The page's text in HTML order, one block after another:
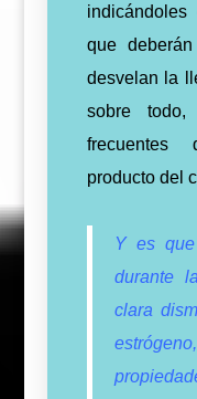
que
desvelan la
sobre todo,
frecuentes
producto del
Y es
durante
clara